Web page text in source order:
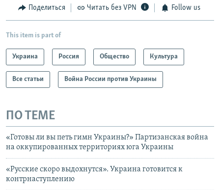
Поделиться Читать без VPN Follow us
This item is part of
Украина Россия Общество Культура
Все статьи Война России против Украины
ПО ТЕМЕ
«Готовы ли вы петь гимн Украины?» Партизанская война
на оккупированных территориях юга Украины
«Русские скоро выдохнутся». Украина готовится к
контрнаступлению